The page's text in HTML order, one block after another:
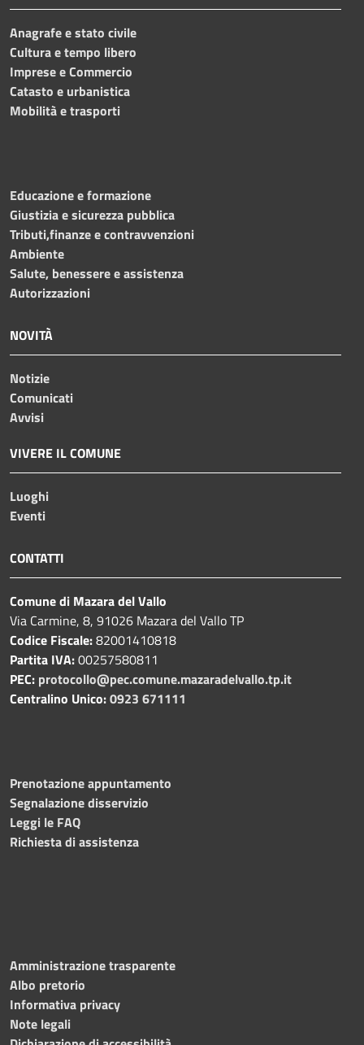
Anagrafe e stato civile
Cultura e tempo libero
Imprese e Commercio
Catasto e urbanistica
Mobilità e trasporti
Educazione e formazione
Giustizia e sicurezza pubblica
Tributi,finanze e contravvenzioni
Ambiente
Salute, benessere e assistenza
Autorizzazioni
NOVITÀ
Notizie
Comunicati
Avvisi
VIVERE IL COMUNE
Luoghi
Eventi
CONTATTI
Comune di Mazara del Vallo
Via Carmine, 8, 91026 Mazara del Vallo TP
Codice Fiscale:82001410818
Partita IVA:00257580811
PEC: protocollo@pec.comune.mazaradelvallo.tp.it
Centralino Unico:0923 671111
Prenotazione appuntamento
Segnalazione disservizio
Leggi le FAQ
Richiesta di assistenza
Amministrazione trasparente
Albo pretorio
Informativa privacy
Note legali